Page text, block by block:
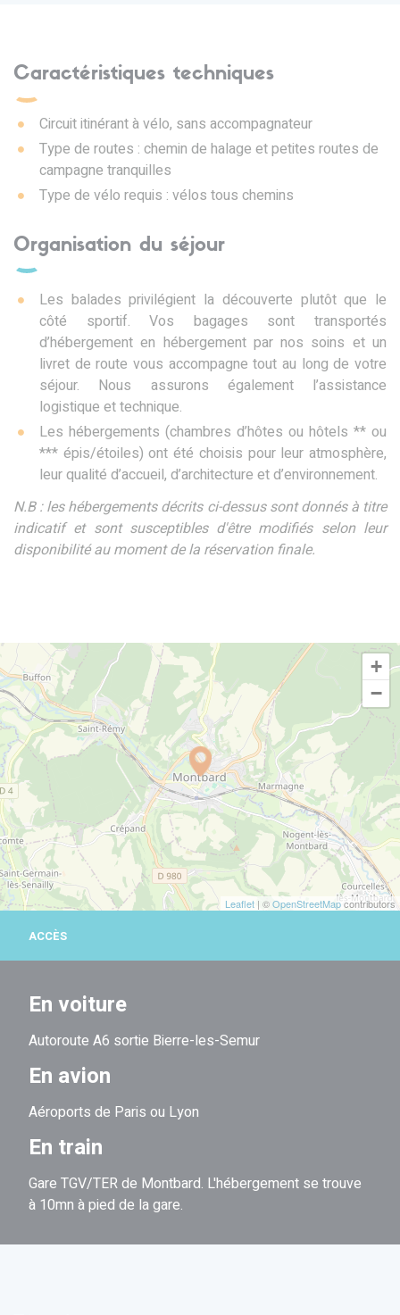
Caractéristiques techniques
Circuit itinérant à vélo, sans accompagnateur
Type de routes : chemin de halage et petites routes de
campagne tranquilles
Type de vélo requis : vélos tous chemins
Organisation du séjour
Les balades privilégient la découverte plutôt que le
côté sportif. Vos bagages sont transportés
d’hébergement en hébergement par nos soins et un
livret de route vous accompagne tout au long de votre
séjour. Nous assurons également l’assistance
logistique et technique.
Les hébergements (chambres d’hôtes ou hôtels ** ou
*** épis/étoiles) ont été choisis pour leur atmosphère,
leur qualité d’accueil, d’architecture et d’environnement.
N.B : les hébergements décrits ci-dessus sont donnés à titre
indicatif et sont susceptibles d'être modifiés selon leur
disponibilité au moment de la réservation finale.
+
−
Leaflet | ©OpenStreetMapcontributors
ACCÈS
En voiture
Autoroute A6 sortie Bierre-les-Semur
En avion
Aéroports de Paris ou Lyon
En train
Gare TGV/TER de Montbard. L'hébergement se trouve
à 10mn à pied de la gare.